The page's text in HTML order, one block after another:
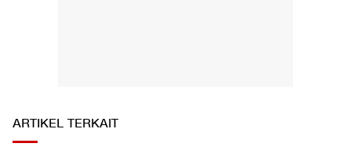
ARTIKEL TERKAIT